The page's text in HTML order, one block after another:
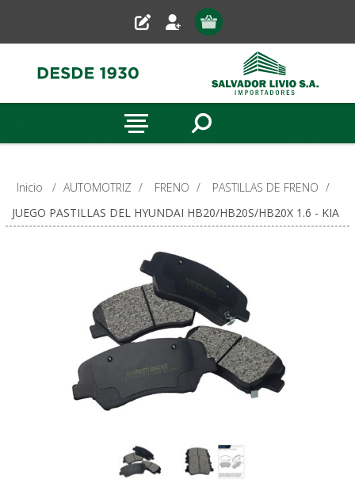
Inicio / AUTOMOTRIZ / FRENO / PASTILLAS DE FRENO /
JUEGO PASTILLAS DEL HYUNDAI HB20/HB20S/HB20X 1.6 - KIA